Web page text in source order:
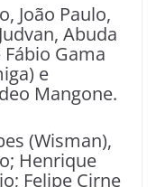
João Paulo,
Abuda
Gama
e
Mangone.
(Wisman),
Henrique
Felipe Cirne